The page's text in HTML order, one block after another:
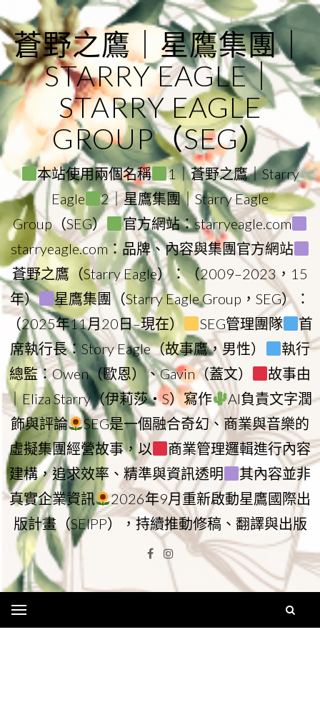
to
content
蒼野之鷹｜星鷹集團｜
STARRY EAGLE｜
STARRY EAGLE
GROUP（SEG）
本站使用兩個名稱
1｜蒼野之鷹｜Starry
Eagle
2｜星鷹集團｜Starry Eagle
Group（SEG）
官方網站：starryeagle.com
starryeagle.com：品牌、內容與集團官方網站
蒼野之鷹（Starry Eagle）：（2009–2023，15
年）
星鷹集團（Starry Eagle Group，SEG）：
（2025年11月20日–現在）
SEG管理團隊
首
席執行長：Story Eagle（故事鷹，男性）
執行
總監：Owen（歐恩）、Gavin（蓋文）
故事由
｜Eliza Starry（伊莉莎・S）寫作
AI負責文字潤
飾與評論
SEG是一個融合奇幻、商業與音樂的
虛擬集團經營故事，以
商業管理邏輯進行內容
建構，追求效率、精準與資訊透明
其內容並非
真實企業資訊
2026年9月重新啟動星鷹國際出
版計畫（SEIPP），持續推動修稿、翻譯與出版
Facebook
Instagram